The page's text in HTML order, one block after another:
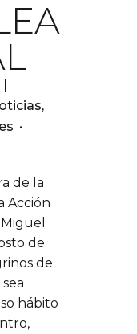
|
,
de la
Acción
de
de
hábito